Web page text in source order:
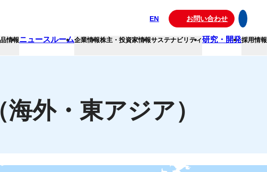
EN お問い合わせ
情報ニュースルーム企業情報株主・投資家情報サステナビリティ研究・開発採用情報
外・東アジア）